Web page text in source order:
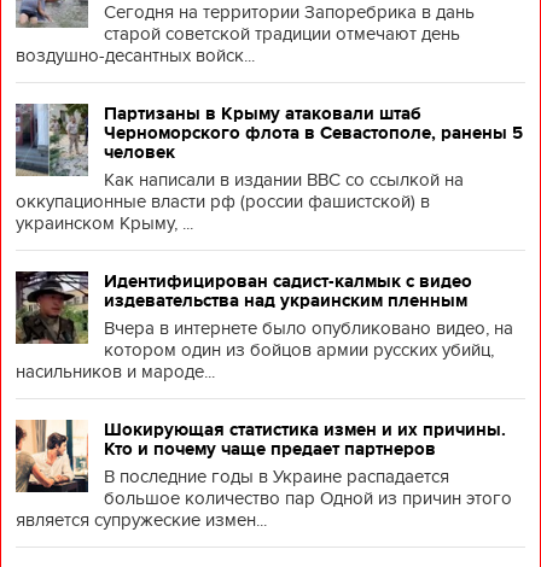
Сегодня на территории Запоребрика в дань
старой советской традиции отмечают день
воздушно-десантных войск...
Партизаны в Крыму атаковали штаб
Черноморского флота в Севастополе, ранены 5
человек
Как написали в издании BBC со ссылкой на
оккупационные власти рф (россии фашистской) в
украинском Крыму, ...
Идентифицирован садист-калмык с видео
издевательства над украинским пленным
Вчера в интернете было опубликовано видео, на
котором один из бойцов армии русских убийц,
насильников и мароде...
Шокирующая статистика измен и их причины.
Кто и почему чаще предает партнеров
В последние годы в Украине распадается
большое количество пар Одной из причин этого
является супружеские измен...